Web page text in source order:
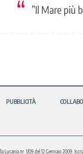
”Il Mare più
PUBBLICITÀ
nr. 1/09 del 12 Gennaio 2009.